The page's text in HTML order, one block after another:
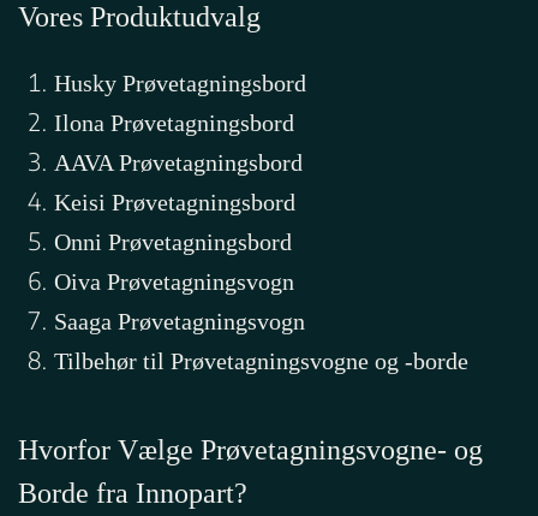
Vores Produktudvalg
Husky Prøvetagningsbord
Ilona Prøvetagningsbord
AAVA Prøvetagningsbord
Keisi Prøvetagningsbord
Onni Prøvetagningsbord
Oiva Prøvetagningsvogn
Saaga Prøvetagningsvogn
Tilbehør til Prøvetagningsvogne og -borde
Hvorfor Vælge Prøvetagningsvogne- og
Borde fra Innopart?